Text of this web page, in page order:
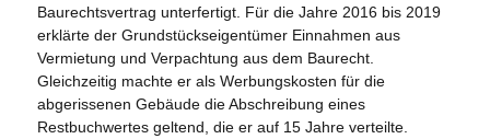
Baurechtsvertrag unterfertigt. Für die Jahre 2016 bis 2019
erklärte der Grundstückseigentümer Einnahmen aus
Vermietung und Verpachtung aus dem Baurecht.
Gleichzeitig machte er als Werbungskosten für die
abgerissenen Gebäude die Abschreibung eines
Restbuchwertes geltend, die er auf 15 Jahre verteilte.